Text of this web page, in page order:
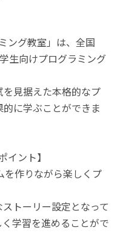
ング教室」は、全国
生向けプログラミング
見据えた本格的なプ
に学ぶことができま
イント】
作りながら楽しくプ
トーリー設定となって
学習を進めることがで